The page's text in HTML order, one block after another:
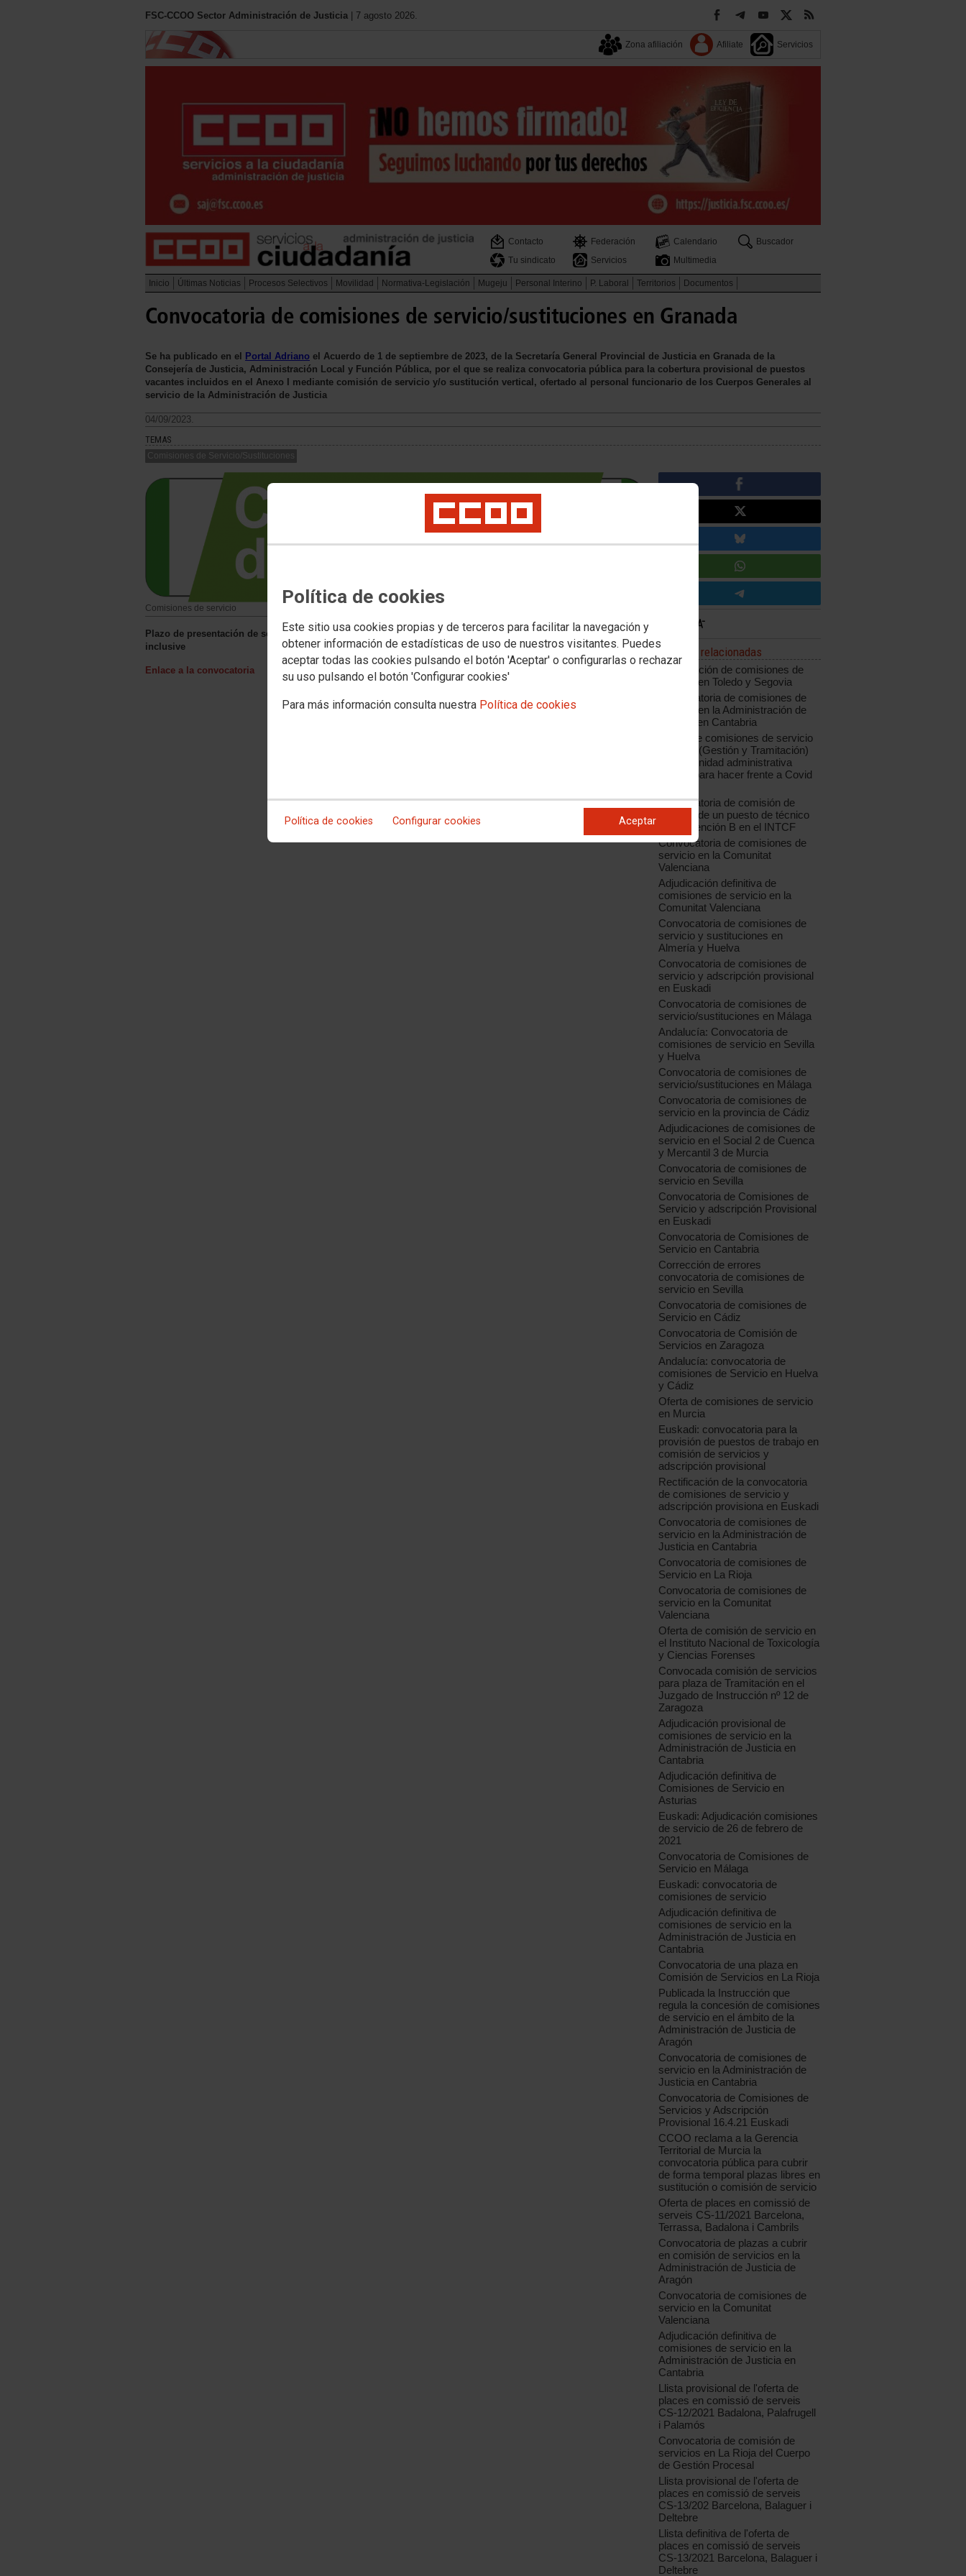
Política de cookies
Este sitio usa cookies propias y de terceros para facilitar la navegación y
obtener información de estadísticas de uso de nuestros visitantes. Puedes
aceptar todas las cookies pulsando el botón 'Aceptar' o configurarlas o rechazar
su uso pulsando el botón 'Configurar cookies'
Para más información consulta nuestra Política de cookies
Política de cookies Configurar cookies Aceptar
FSC-CCOO Sector Administración de Justicia | 7 agosto 2026.
Zona afiliación Afiliate Servicios
Contacto Federación Calendario
Buscador
Tu sindicato
Servicios Multimedia
Inicio Últimas Noticias Procesos Selectivos Movilidad Normativa-Legislación Mugeju Personal Interino P. Laboral Territorios Documentos
Convocatoria de comisiones de servicio/sustituciones en Granada
Se ha publicado en el Portal Adriano el Acuerdo de 1 de septiembre de 2023, de la Secretaría General Provincial de Justicia en Granada de la
Consejería de Justicia, Administración Local y Función Pública, por el que se realiza convocatoria pública para la cobertura provisional de puestos
vacantes incluidos en el Anexo I mediante comisión de servicio y/o sustitución vertical, ofertado al personal funcionario de los Cuerpos Generales al
servicio de la Administración de Justicia
04/09/2023.
TEMAS
Comisiones de Servicio/Sustituciones
Comisiones de servicio
Plazo de presentación de solicitudes: cinco días hábiles, entre los días 4 al 8 de septiembre de 2023, ambos
inclusive
Enlace a la convocatoria
Noticias relacionadas
Adjudicación de comisiones de
servicio en Toledo y Segovia
Convocatoria de comisiones de
servicio en la Administración de
Justicia en Cantabria
Oferta de comisiones de servicio
04/2020 (Gestión y Tramitación)
para la unidad administrativa
creada para hacer frente a Covid
Convocatoria de comisión de
servicio de un puesto de técnico
de Prevención B en el INTCF
Convocatoria de comisiones de
servicio en la Comunitat
Valenciana
Adjudicación definitiva de
comisiones de servicio en la
Comunitat Valenciana
Convocatoria de comisiones de
servicio y sustituciones en
Almería y Huelva
Convocatoria de comisiones de
servicio y adscripción provisional
en Euskadi
Convocatoria de comisiones de
servicio/sustituciones en Málaga
Andalucía: Convocatoria de
comisiones de servicio en Sevilla
y Huelva
Convocatoria de comisiones de
servicio/sustituciones en Málaga
Convocatoria de comisiones de
servicio en la provincia de Cádiz
Adjudicaciones de comisiones de
servicio en el Social 2 de Cuenca
y Mercantil 3 de Murcia
Convocatoria de comisiones de
servicio en Sevilla
Convocatoria de Comisiones de
Servicio y adscripción Provisional
en Euskadi
Convocatoria de Comisiones de
Servicio en Cantabria
Corrección de errores
convocatoria de comisiones de
servicio en Sevilla
Convocatoria de comisiones de
Servicio en Cádiz
Convocatoria de Comisión de
Servicios en Zaragoza
Andalucía: convocatoria de
comisiones de Servicio en Huelva
y Cádiz
Oferta de comisiones de servicio
en Murcia
Euskadi: convocatoria para la
provisión de puestos de trabajo en
comisión de servicios y
adscripción provisional
Rectificación de la convocatoria
de comisiones de servicio y
adscripción provisiona en Euskadi
Convocatoria de comisiones de
servicio en la Administración de
Justicia en Cantabria
Convocatoria de comisiones de
Servicio en La Rioja
Convocatoria de comisiones de
servicio en la Comunitat
Valenciana
Oferta de comisión de servicio en
el Instituto Nacional de Toxicología
y Ciencias Forenses
Convocada comisión de servicios
para plaza de Tramitación en el
Juzgado de Instrucción nº 12 de
Zaragoza
Adjudicación provisional de
comisiones de servicio en la
Administración de Justicia en
Cantabria
Adjudicación definitiva de
Comisiones de Servicio en
Asturias
Euskadi: Adjudicación comisiones
de servicio de 26 de febrero de
2021
Convocatoria de Comisiones de
Servicio en Málaga
Euskadi: convocatoria de
comisiones de servicio
Adjudicación definitiva de
comisiones de servicio en la
Administración de Justicia en
Cantabria
Convocatoria de una plaza en
Comisión de Servicios en La Rioja
Publicada la Instrucción que
regula la concesión de comisiones
de servicio en el ámbito de la
Administración de Justicia de
Aragón
Convocatoria de comisiones de
servicio en la Administración de
Justicia en Cantabria
Convocatoria de Comisiones de
Servicios y Adscripción
Provisional 16.4.21 Euskadi
CCOO reclama a la Gerencia
Territorial de Murcia la
convocatoria pública para cubrir
de forma temporal plazas libres en
sustitución o comisión de servicio
Oferta de places en comissió de
serveis CS-11/2021 Barcelona,
Terrassa, Badalona i Cambrils
Convocatoria de plazas a cubrir
en comisión de servicios en la
Administración de Justicia de
Aragón
Convocatoria de comisiones de
servicio en la Comunitat
Valenciana
Adjudicación definitiva de
comisiones de servicio en la
Administración de Justicia en
Cantabria
Llista provisional de l'oferta de
places en comissió de serveis
CS-12/2021 Badalona, Palafrugell
i Palamós
Convocatoria de comisión de
servicios en La Rioja del Cuerpo
de Gestión Procesal
Llista provisional de l'oferta de
places en comissió de serveis
CS-13/202 Barcelona, Balaguer i
Deltebre
Llista definitiva de l'oferta de
places en comissió de serveis
CS-13/2021 Barcelona, Balaguer i
Deltebre